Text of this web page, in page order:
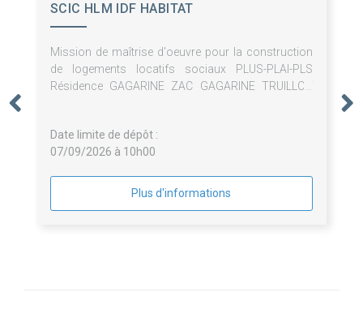
SCIC HLM IDF HABITAT
Mission de maîtrise d'oeuvre pour la construction
de logements locatifs sociaux PLUS-PLAI-PLS
Résidence GAGARINE ZAC GAGARINE TRUILLOT
Date limite de dépôt :
07/09/2026 à 10h00
Plus d'informations